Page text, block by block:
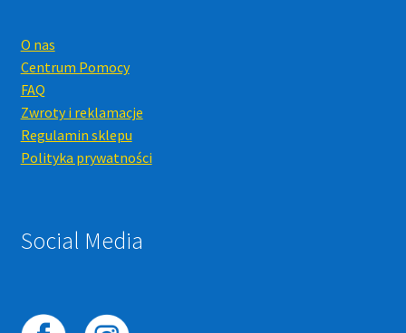
O nas
Centrum Pomocy
FAQ
Zwroty i reklamacje
Regulamin sklepu
Polityka prywatności
Social Media